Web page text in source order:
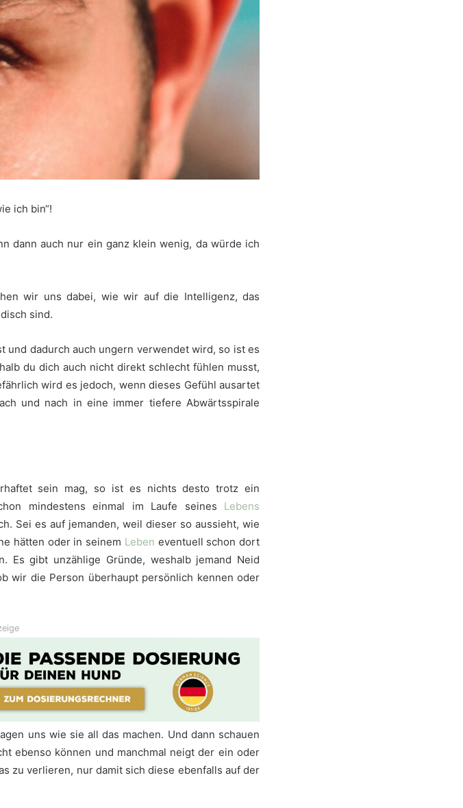
ich bin“!
dann auch nur ein ganz klein wenig, da würde ich
wir uns dabei, wie wir auf die Intelligenz, das
sind.
und dadurch auch ungern verwendet wird, so ist es
du dich auch nicht direkt schlecht fühlen musst,
wird es jedoch, wenn dieses Gefühl ausartet
und nach in eine immer tiefere Abwärtsspirale
sein mag, so ist es nichts desto trotz ein
mindestens einmal im Laufe seines Lebens
Sei es auf jemanden, weil dieser so aussieht, wie
hätten oder in seinem Leben eventuell schon dort
gibt unzählige Gründe, weshalb jemand Neid
wir die Person überhaupt persönlich kennen oder
uns wie sie all das machen. Und dann schauen
ebenso können und manchmal neigt der ein oder
zu verlieren, nur damit sich diese ebenfalls auf der